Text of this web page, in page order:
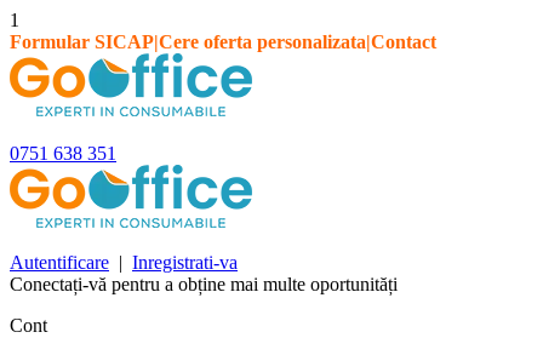
1
Formular SICAP|Cere oferta personalizata|Contact
0751 638 351
Autentificare | Inregistrati-va
Conectați-vă pentru a obține mai multe oportunități
Cont